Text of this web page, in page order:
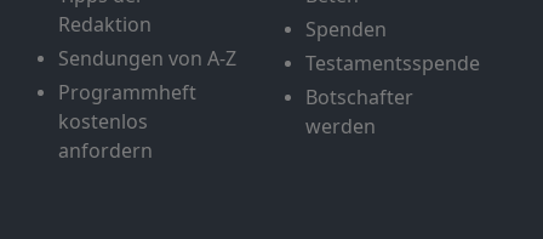
Redaktion
Sendungen von A-Z
Programmheft
kostenlos
anfordern
Spenden
Testamentsspende
Botschafter
werden